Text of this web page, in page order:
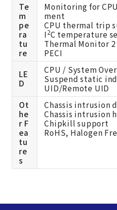
Te
m
pe
ra
tu
re
Monitoring for
ment
CPU thermal trip
I2C temperature
Thermal Monitor
PECI
LE
D
CPU / System
Suspend static
UID/Remote UID
Ot
he
r F
ea
tu
re
s
Chassis intrusion
Chassis intrusion
Chipkill support
RoHS, Halogen